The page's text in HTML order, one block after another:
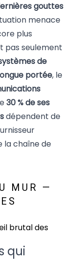
gouttes
menace
plus
pas seulement
de
portée, le
30 % de ses
dépendent de
la chaîne de
MUR —
qui